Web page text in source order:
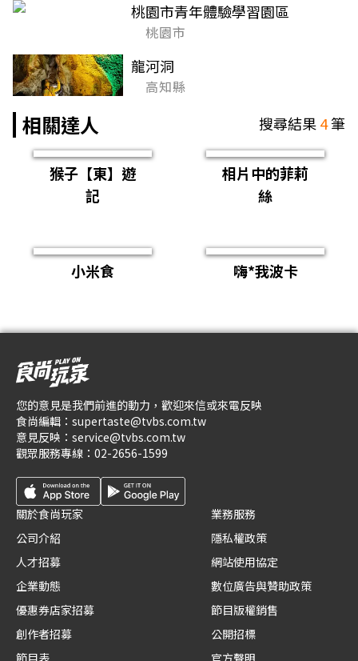
桃園市青年體驗學習園區
桃園市
龍河洞
高知縣
相關達人 搜尋結果4筆
猴子【東】遊
記
相片中的菲莉
絲
小米食 嗨*我波卡
您的意見是我們前進的動力，歡迎來信或來電反映
食尚編輯： supertaste@tvbs.com.tw
意見反映： service@tvbs.com.tw
觀眾服務專線： 02-2656-1599
關於食尚玩家
公司介紹
人才招募
企業動態
優惠券店家招募
創作者招募
節目表
業務服務
隱私權政策
網站使用協定
數位廣告與贊助政策
節目版權銷售
公開招標
官方聲明